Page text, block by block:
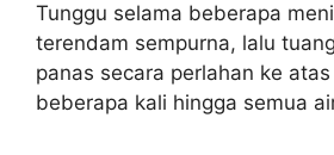
Tunggu selama beberapa
terendam sempurna, lalu
panas secara perlahan ke
beberapa kali hingga semua